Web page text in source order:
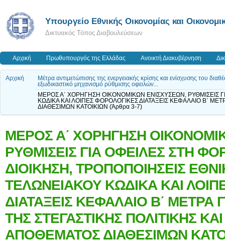
Υπουργείο Εθνικής Οικονομίας και
Δικτυακός Τόπος Διαβουλεύσεων
Αρχική Πρωθυπουργός της Ελλάδας Ανοικτή Διακυβέρνηση
Αρχική
Mέτρα αντιμετώπισης της ενεργειακής κρίσης και ενίσχυσης του
εξωδικαστικό μηχανισμό ρύθμισης οφειλών...
ΜΕΡΟΣ Α΄ ΧΟΡΗΓΗΣΗ ΟΙΚΟΝΟΜΙΚΩΝ ΕΝΙΣΧΥΣΕΩΝ, ΡΥΘΜΙΣΕΙΣ
ΚΩΔΙΚΑ ΚΑΙ ΛΟΙΠΕΣ ΦΟΡΟΛΟΓΙΚΕΣ ΔΙΑΤΑΞΕΙΣ ΚΕΦΑΛΑΙΟ Β΄
ΔΙΑΘΕΣΙΜΩΝ ΚΑΤΟΙΚΙΩΝ (Άρθρα 3-7)
ΜΕΡΟΣ Α΄ ΧΟΡΗΓΗΣΗ
ΡΥΘΜΙΣΕΙΣ ΓΙΑ ΟΦΕΙΛΕΣ ΣΤΗ
ΔΙΟΙΚΗΣΗ, ΤΡΟΠΟΠΟΙΗΣΕΙΣ
ΤΕΛΩΝΕΙΑΚΟΥ ΚΩΔΙΚΑ ΚΑΙ
ΔΙΑΤΑΞΕΙΣ ΚΕΦΑΛΑΙΟ Β΄ ΜΕΤΡΑ
ΤΗΣ ΣΤΕΓΑΣΤΙΚΗΣ ΠΟΛΙΤΙΚΗΣ
ΑΠΟΘΕΜΑΤΟΣ ΔΙΑΘΕΣΙΜΩΝ